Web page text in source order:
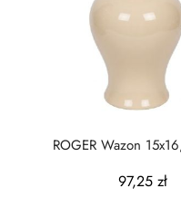
ROGER Wazon
97,25 zł